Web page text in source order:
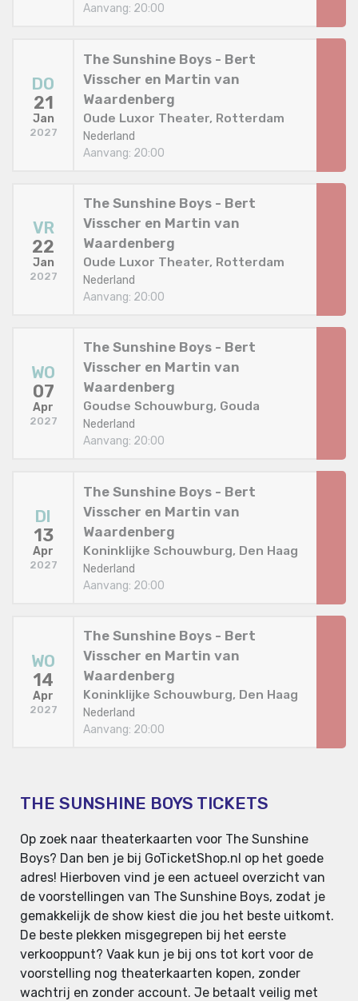
Aanvang: 20:00
DO
21
Jan
2027
The Sunshine Boys - Bert
Visscher en Martin van
Waardenberg
Oude Luxor Theater, Rotterdam
Nederland
Aanvang: 20:00
VR
22
Jan
2027
The Sunshine Boys - Bert
Visscher en Martin van
Waardenberg
Oude Luxor Theater, Rotterdam
Nederland
Aanvang: 20:00
WO
07
Apr
2027
The Sunshine Boys - Bert
Visscher en Martin van
Waardenberg
Goudse Schouwburg, Gouda
Nederland
Aanvang: 20:00
DI
13
Apr
2027
The Sunshine Boys - Bert
Visscher en Martin van
Waardenberg
Koninklijke Schouwburg, Den Haag
Nederland
Aanvang: 20:00
WO
14
Apr
2027
The Sunshine Boys - Bert
Visscher en Martin van
Waardenberg
Koninklijke Schouwburg, Den Haag
Nederland
Aanvang: 20:00
THE SUNSHINE BOYS TICKETS
Op zoek naar theaterkaarten voor The Sunshine
Boys? Dan ben je bij GoTicketShop.nl op het goede
adres! Hierboven vind je een actueel overzicht van
de voorstellingen van The Sunshine Boys, zodat je
gemakkelijk de show kiest die jou het beste uitkomt.
De beste plekken misgegrepen bij het eerste
verkooppunt? Vaak kun je bij ons tot kort voor de
voorstelling nog theaterkaarten kopen, zonder
wachtrij en zonder account. Je betaalt veilig met